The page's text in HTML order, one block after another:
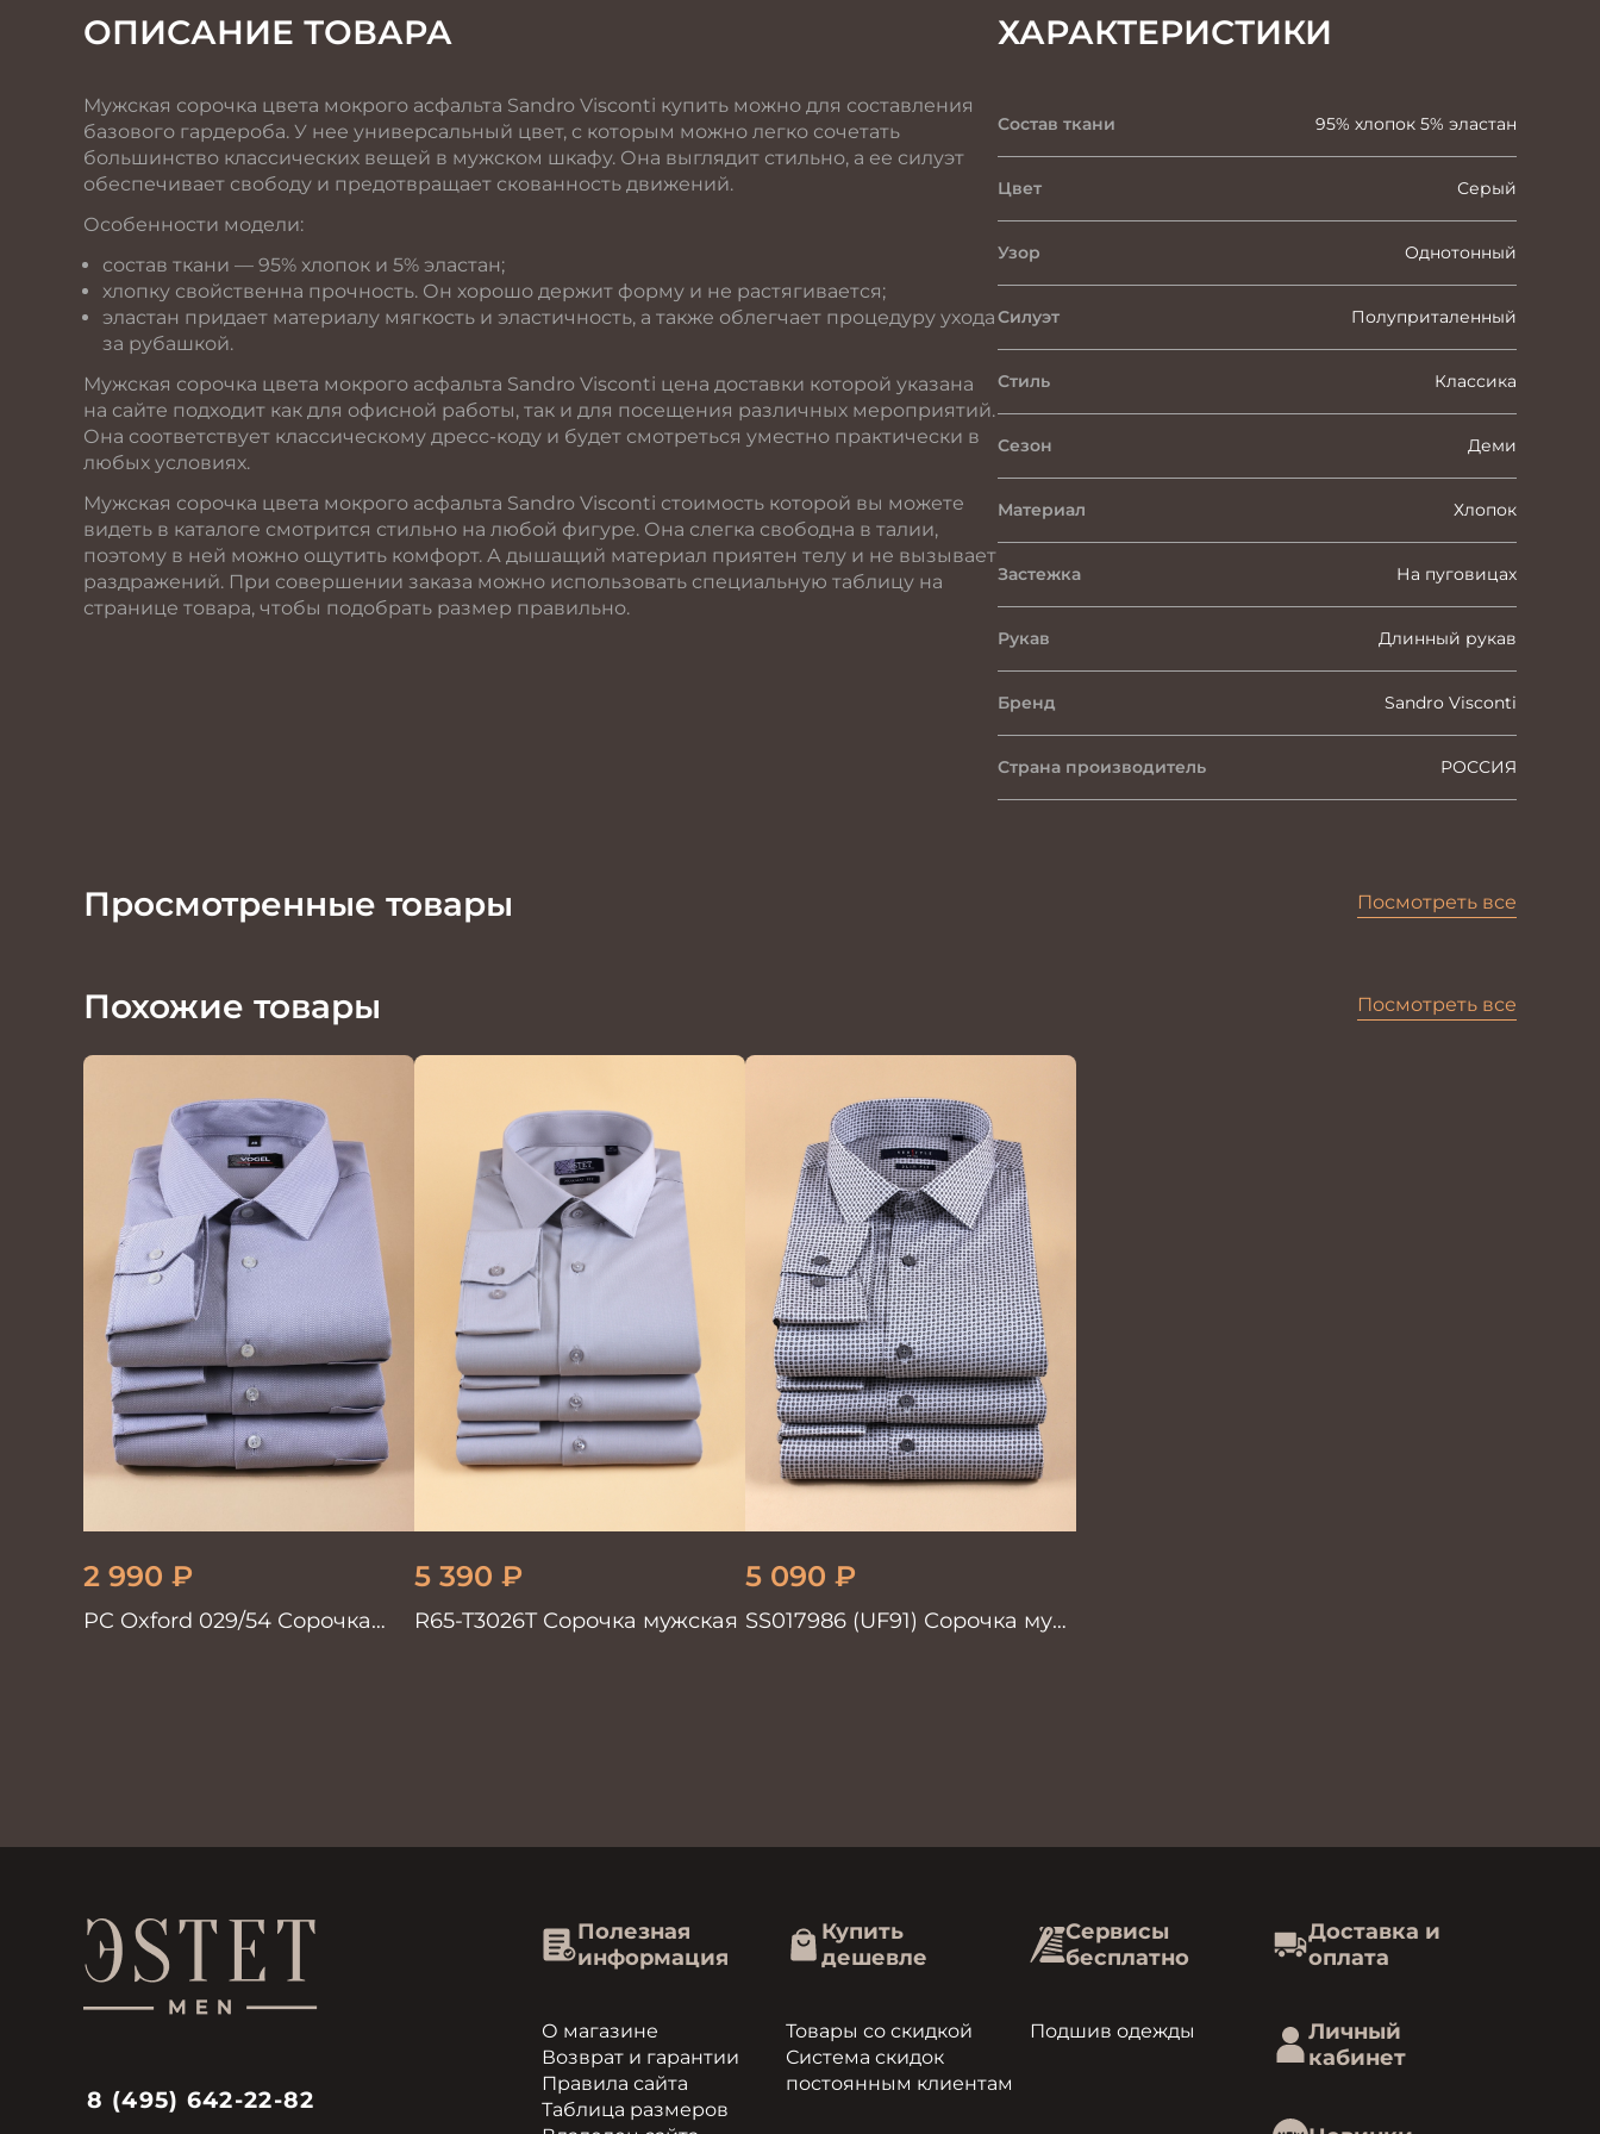
ОПИСАНИЕ ТОВАРА
Мужская сорочка цвета мокрого асфальта Sandro Visconti купить можно для составления
базового гардероба. У нее универсальный цвет, с которым можно легко сочетать
большинство классических вещей в мужском шкафу. Она выглядит стильно, а ее силуэт
обеспечивает свободу и предотвращает скованность движений.
Особенности модели:
состав ткани — 95% хлопок и 5% эластан;
хлопку свойственна прочность. Он хорошо держит форму и не растягивается;
эластан придает материалу мягкость и эластичность, а также облегчает процедуру ухода
за рубашкой.
Мужская сорочка цвета мокрого асфальта Sandro Visconti цена доставки которой указана
на сайте подходит как для офисной работы, так и для посещения различных мероприятий.
Она соответствует классическому дресс-коду и будет смотреться уместно практически в
любых условиях.
Мужская сорочка цвета мокрого асфальта Sandro Visconti стоимость которой вы можете
видеть в каталоге смотрится стильно на любой фигуре. Она слегка свободна в талии,
поэтому в ней можно ощутить комфорт. А дышащий материал приятен телу и не вызывает
раздражений. При совершении заказа можно использовать специальную таблицу на
странице товара, чтобы подобрать размер правильно.
ХАРАКТЕРИСТИКИ
Состав ткани 95% хлопок 5% эластан
Цвет Серый
Узор Однотонный
Силуэт Полуприталенный
Стиль Классика
Сезон Деми
Материал Хлопок
Застежка На пуговицах
Рукав Длинный рукав
Бренд Sandro Visconti
Страна производитель РОССИЯ
Просмотренные товары Посмотреть все
Похожие товары Посмотреть все
2 990 ₽
PC Oxford 029/54 Сорочка
5 390 ₽
R65-T3026T Сорочка мужская
5 090 ₽
SS017986 (UF91) Сорочка муж.
8 (495) 642-22-82
Полезная
информация
О магазине
Возврат и гарантии
Правила сайта
Таблица размеров
Купить
дешевле
Товары со скидкой
Система скидок
постоянным клиентам
Сервисы
бесплатно
Подшив одежды
Доставка и
оплата
Личный
кабинет